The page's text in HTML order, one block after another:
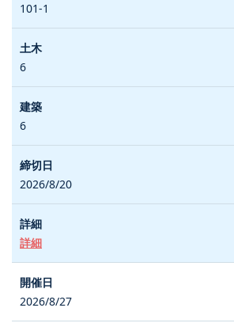
101-1
6
6
2026/8/20
詳細
2026/8/27